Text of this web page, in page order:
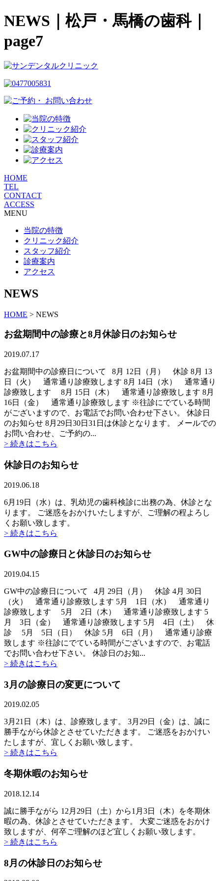
NEWS｜松戸・馬橋の歯科｜
page7
HOME
TEL
CONTACT
ACCESS
MENU
当院の特徴
クリニック紹介
スタッフ紹介
診療案内
アクセス
NEWS
HOME > NEWS
お盆期間中の診療と8月休診日のお知らせ
2019.07.17
お盆期間中の診療日について 8月 12日（月） 休診 8月 13
日（火） 通常通り診療致します 8月 14日（水） 通常通り
診療致します 8月 15日（木） 通常通り診療致します 8月
16日（金） 通常通り診療致します ※往診にでている時間
がございますので、お電話でお問い合わせ下さい。 休診日
のお知らせ 8月29日30日31日は休診となります。 メールでの
お問い合わせ、ご予約の...
> 続きはこちら
休診日のお知らせ
2019.06.18
6月19日（水）は、乳幼児の歯科検診に出務の為、休診とな
ります。 ご迷惑をおかけいたしますが、ご理解の程よろし
くお願い致します。
> 続きはこちら
GW中の診療日と休診日のお知らせ
2019.04.15
GW中の診療日について 4月 29日（月） 休診 4月 30日
（火） 通常通り診療致します 5月 1日（水） 通常通り
診療致します 5月 2日（木） 通常通り診療致します 5
月 3日（金） 通常通り診療致します 5月 4日（土） 休
診 5月 5日（日） 休診 5月 6日（月） 通常通り診療
致します ※往診にでている時間がございますので、お電話
でお問い合わせ下さい。 休診日のお知...
> 続きはこちら
3月の診療日の変更について
2019.02.05
3月21日（木）は、診療致します。 3月29日（金）は、誠に
勝手ながら休診とさせていただきます。 ご迷惑をおかけい
たしますが、宜しくお願い致します。
> 続きはこちら
冬期休暇のお知らせ
2018.12.14
誠に勝手ながら 12月29日（土）から1月3日（木）を冬期休
暇の為、休診とさせていただきます。 大変ご迷惑をおかけ
致しますが、何卒ご理解のほど宜しくお願い致します。
> 続きはこちら
8月の休診日のお知らせ